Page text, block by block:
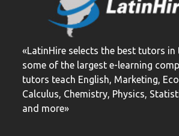
«LatinHire selects the best tutors
some of the largest e-learning
tutors teach English, Marketing,
Calculus, Chemistry, Physics,
and more»